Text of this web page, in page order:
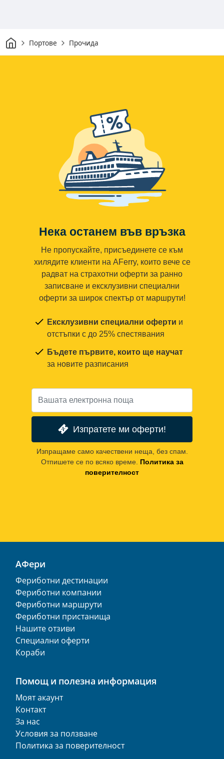
Начало
Портове Прочида
Нека останем във връзка
Не пропускайте, присъединете се към
хилядите клиенти на AFerry, които вече се
радват на страхотни оферти за ранно
записване и ексклузивни специални
оферти за широк спектър от маршрути!
Ексклузивни специални оферти и
отстъпки с до 25% спестявания
Бъдете първите, които ще научат
за новите разписания
Изпратете ми оферти!
Изпращаме само качествени неща, без спам.
Отпишете се по всяко време. Политика за
поверителност
АФери
Фериботни дестинации
Фериботни компании
Фериботни маршрути
Фериботни пристанища
Нашите отзиви
Специални оферти
Кораби
Помощ и полезна информация
Моят акаунт
Контакт
За нас
Условия за ползване
Политика за поверителност